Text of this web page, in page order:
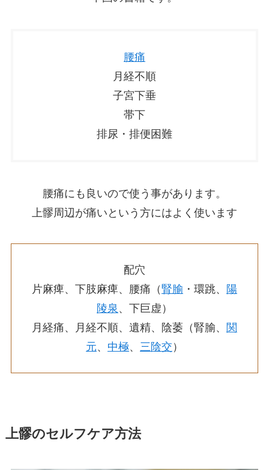
腰痛
月経不順
子宮下垂
帯下
排尿・排便困難
腰痛にも良いので使う事があります。
上髎周辺が痛いという方にはよく使います
配穴
片麻痺、下肢麻痺、腰痛（腎腧 ・環跳、 陽
陵泉 、下巨虚）
月経痛、月経不順、遺精、陰萎（腎腧、 関
元、 中極、 三陰交 ）
上髎のセルフケア方法